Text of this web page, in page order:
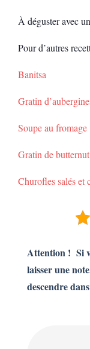
À déguster avec
Pour d’autres
Banitsa
Gratin
Soupe au fromage
Gratin de
Churofles salés et
Attention ! Si
laisser une
descendre